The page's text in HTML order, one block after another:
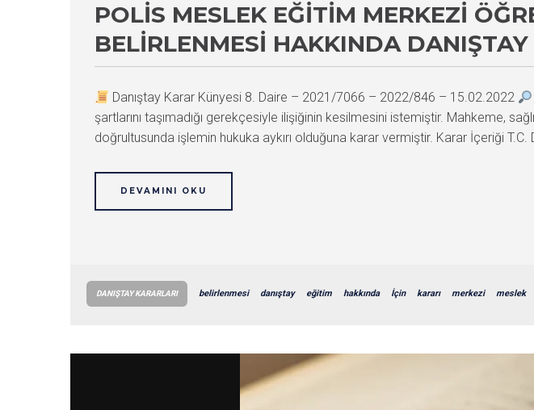
POLIS MESLEK EĞITIM MERKEZI
BELIRLENMESI HAKKINDA DANIŞTAY
Danıştay Karar Künyesi 8. Daire – 2021/7066 – 2022/846 – 15.02.2022
şartlarını taşımadığı gerekçesiyle ilişiğinin kesilmesini istemiştir. Mahkeme,
doğrultusunda işlemin hukuka aykırı olduğuna karar vermiştir. Karar İçeriği T.C.
DEVAMINI OKU
DANIŞTAY KARARLARI belirlenmesi danıştay eğitim hakkında İçin kararı merkezi meslek